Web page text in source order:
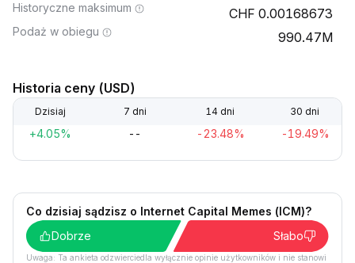
Historyczne maksimum 0.00168673
Podaż w obiegu 990.47M
Historia ceny (USD)
Dzisiaj 7 dni 14 dni 30 dni
+4.05% -- -23.48% -19.49%
Co dzisiaj sądzisz o Internet Capital Memes (ICM)?
Dobrze
Słabo
Uwaga: Ta ankieta odzwierciedla wyłącznie opinie użytkowników i nie stanowi